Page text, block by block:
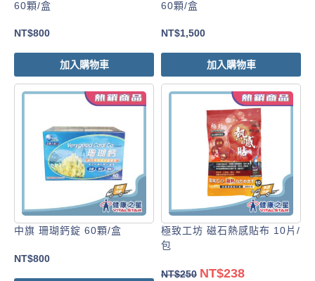
60顆/盒
NT$800
加入購物車
60顆/盒
NT$1,500
加入購物車
中旗 珊瑚鈣錠 60顆/盒
NT$800
極致工坊 磁石熱感貼布 10片/
包
NT$250 NT$238